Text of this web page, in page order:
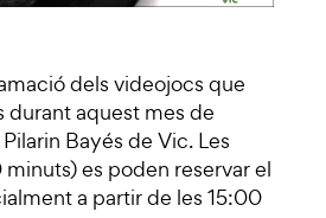
dels videojocs que
durant aquest mes de
Bayés de Vic. Les
es poden reservar el
a partir de les 15:00